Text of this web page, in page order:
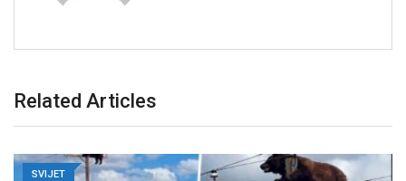
Related Articles
SVIJET